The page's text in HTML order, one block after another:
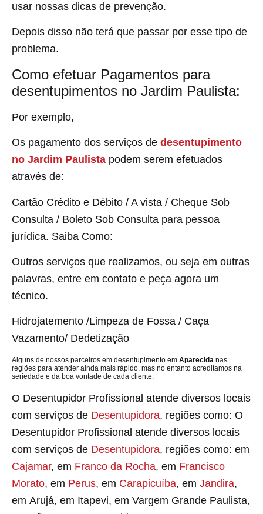
usar nossas dicas de prevenção.
Depois disso não terá que passar por esse tipo de
problema.
Como efetuar Pagamentos para
desentupimentos no Jardim Paulista:
Por exemplo,
Os pagamento dos serviços de desentupimento
no Jardim Paulista podem serem efetuados
através de:
Cartão Crédito e Débito / A vista / Cheque Sob
Consulta / Boleto Sob Consulta para pessoa
jurídica. Saiba Como:
Outros serviços que realizamos, ou seja em outras
palavras, entre em contato e peça agora um
técnico.
Hidrojatemento /Limpeza de Fossa / Caça
Vazamento/ Dedetização
Alguns de nossos parceiros em desentupimento em Aparecida nas
regiões para atender ainda mais rápido, mas no entanto acreditamos na
seriedade e da boa vontade de cada cliente.
O Desentupidor Profissional atende diversos locais
com serviços de Desentupidora, regiões como: O
Desentupidor Profissional atende diversos locais
com serviços de Desentupidora, regiões como: em
Cajamar, em Franco da Rocha, em Francisco
Morato, em Perus, em Carapicuíba, em Jandira,
em Arujá, em Itapevi, em Vargem Grande Paulista,